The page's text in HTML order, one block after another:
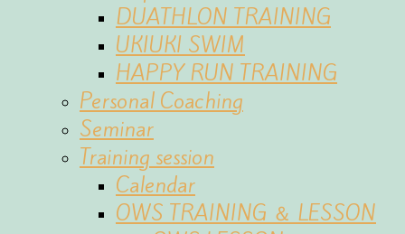
DUATHLON TRAINING
UKIUKI SWIM
HAPPY RUN TRAINING
Personal Coaching
Seminar
Training session
Calendar
OWS TRAINING ＆ LESSON